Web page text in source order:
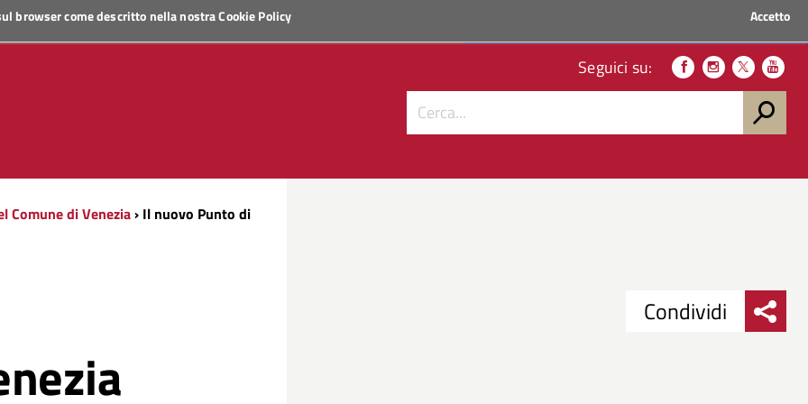
browser come descritto nella nostraCookie Policy Accetto
Seguici su:
Comune di Venezia› Il nuovo Punto di
Condividi